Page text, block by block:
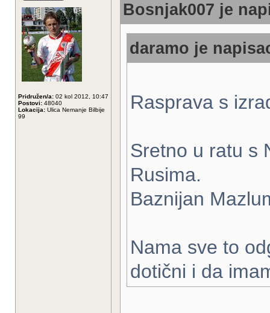
Pridružen/a: 02 kol 2012, 10:47
Postovi: 48040
Lokacija: Ulica Nemanje Bilbije
99
Bosnjak007 je
daramo je
Rasprava s
Sretno u ratu s
Rusima.
Baznijan
Nama sve to
dotični i da